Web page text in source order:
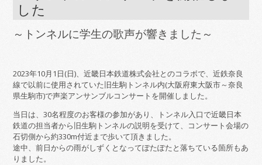
した
～トンネルに学生の歌声が響きました～
2023年10月1日(日)、近畿日本鉄道株式会社とのコラボで、近鉄奈良
線で以前に使用されていた旧生駒トンネル内(大阪府東大阪市～奈良
県生駒市)で声楽アンサンブルコンサートを開催しました。
当日は、30名程度のお客様の参加があり、トンネル入口で近畿日本
鉄道の担当者から旧生駒トンネルの説明を受けて、コンサート会場の
石切側から約330m付近まで歩いて頂きました。
途中、前日からの雨がしずくとなってぽたぽたと落ちている箇所もあ
りました。